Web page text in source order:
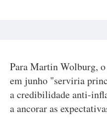
Para Martin Wolburg,
em junho "serviria
a credibilidade anti-
a ancorar as